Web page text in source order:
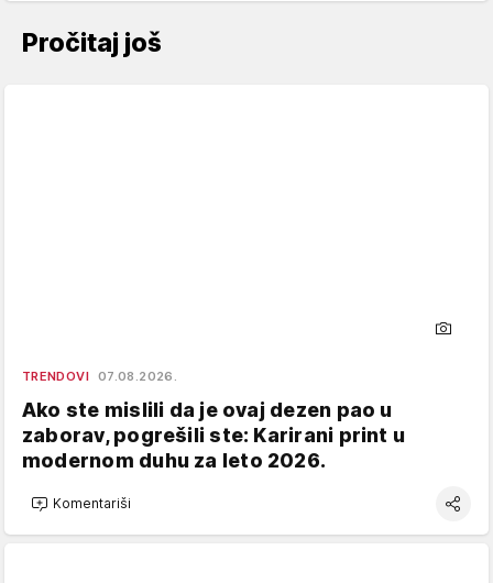
Pročitaj još
TRENDOVI 07.08.2026.
Ako ste mislili da je ovaj dezen pao u
zaborav, pogrešili ste: Karirani print u
modernom duhu za leto 2026.
Komentariši